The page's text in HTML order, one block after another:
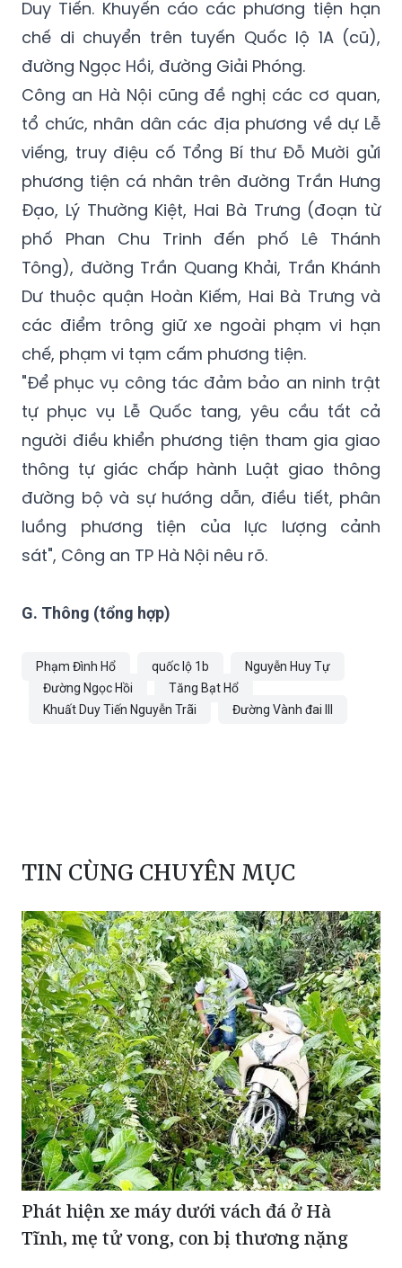
Duy Tiến. Khuyến cáo các phương tiện hạn
chế di chuyển trên tuyến Quốc lộ 1A (cũ),
đường Ngọc Hồi, đường Giải Phóng.
Công an Hà Nội cũng đề nghị các cơ quan,
tổ chức, nhân dân các địa phương về dự Lễ
viếng, truy điệu cố Tổng Bí thư Đỗ Mười gửi
phương tiện cá nhân trên đường Trần Hưng
Đạo, Lý Thường Kiệt, Hai Bà Trưng (đoạn từ
phố Phan Chu Trinh đến phố Lê Thánh
Tông), đường Trần Quang Khải, Trần Khánh
Dư thuộc quận Hoàn Kiếm, Hai Bà Trưng và
các điểm trông giữ xe ngoài phạm vi hạn
chế, phạm vi tạm cấm phương tiện.
"Để phục vụ công tác đảm bảo an ninh trật
tự phục vụ Lễ Quốc tang, yêu cầu tất cả
người điều khiển phương tiện tham gia giao
thông tự giác chấp hành Luật giao thông
đường bộ và sự hướng dẫn, điều tiết, phân
luồng phương tiện của lực lượng cảnh
sát", Công an TP Hà Nội nêu rõ.
G. Thông (tổng hợp)
Phạm Đình Hổ quốc lộ 1b
Nguyễn Huy Tự
Đường Ngọc Hồi
Tăng Bạt Hổ
Khuất Duy Tiến Nguyễn Trãi
Đường Vành đai III
TIN CÙNG CHUYÊN MỤC
Phát hiện xe máy dưới vách đá ở Hà
Tĩnh, mẹ tử vong, con bị thương nặng